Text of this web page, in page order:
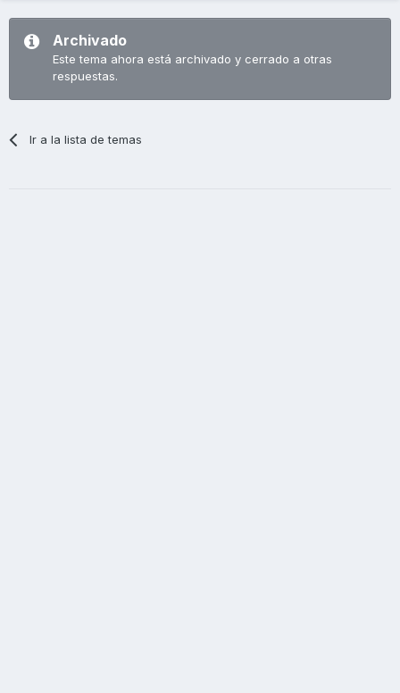
Archivado
Este tema ahora está archivado y cerrado a otras
respuestas.
Ir a la lista de temas